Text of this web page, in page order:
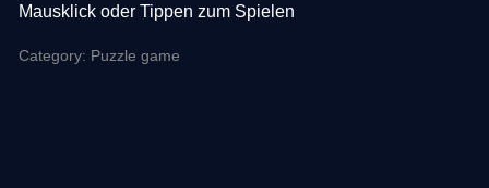
Mausklick oder Tippen zum Spielen
Category: Puzzle game